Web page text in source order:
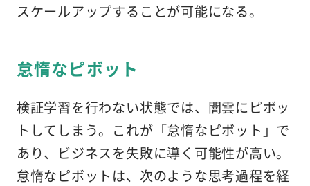
スケールアップすることが可能になる。
怠惰なピボット
検証学習を行わない状態では、闇雲にピボッ
トしてしまう。これが「怠惰なピボット」で
あり、ビジネスを失敗に導く可能性が高い。
怠惰なピボットは、次のような思考過程を経